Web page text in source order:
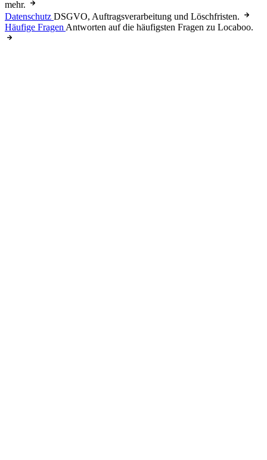
mehr.
Datenschutz DSGVO, Auftragsverarbeitung und Löschfristen.
Häufige Fragen Antworten auf die häufigsten Fragen zu Locaboo.